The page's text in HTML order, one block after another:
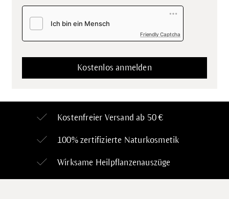
Friendly Captcha
Kostenfreier Versand ab 50 €
100% zertifizierte Naturkosmetik
Wirksame Heilpflanzenauszüge